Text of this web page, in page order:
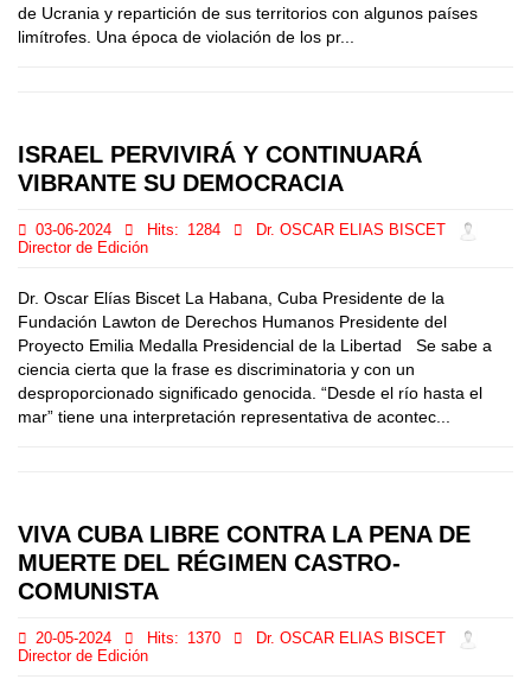
de Ucrania y repartición de sus territorios con algunos países
limítrofes. Una época de violación de los pr...
ISRAEL PERVIVIRÁ Y CONTINUARÁ
VIBRANTE SU DEMOCRACIA
03-06-2024 Hits: 1284
Dr. OSCAR ELIAS BISCET
Director de Edición
Dr. Oscar Elías Biscet La Habana, Cuba Presidente de la
Fundación Lawton de Derechos Humanos Presidente del
Proyecto Emilia Medalla Presidencial de la Libertad Se sabe a
ciencia cierta que la frase es discriminatoria y con un
desproporcionado significado genocida. “Desde el río hasta el
mar” tiene una interpretación representativa de acontec...
VIVA CUBA LIBRE CONTRA LA PENA DE
MUERTE DEL RÉGIMEN CASTRO-
COMUNISTA
20-05-2024 Hits: 1370
Dr. OSCAR ELIAS BISCET
Director de Edición